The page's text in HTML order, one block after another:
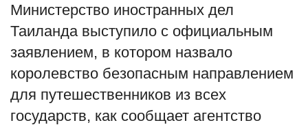
Образование
В мире
Министерство иностранных дел
Таиланда выступило с официальным
заявлением, в котором назвало
королевство безопасным направлением
для путешественников из всех
государств, как сообщает агентство